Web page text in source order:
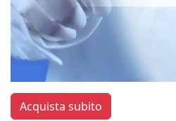
Acquista subito